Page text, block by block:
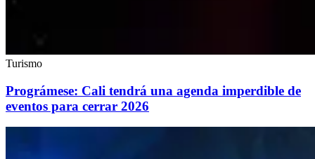
Turismo
Prográmese: Cali tendrá una agenda imperdible de
eventos para cerrar 2026